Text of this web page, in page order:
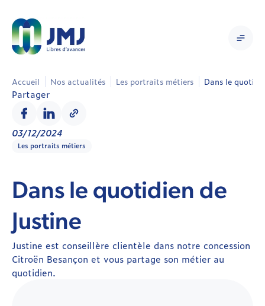
Accueil Nos actualités Les portraits métiers Dans le
Partager
03/12/2024
Les portraits métiers
Dans le quotidien de
Justine
Justine est conseillère clientèle dans notre concession
Citroën Besançon et vous partage son métier au
quotidien.